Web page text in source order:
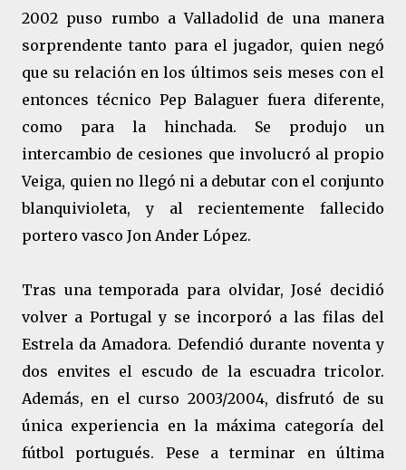
2002 puso rumbo a Valladolid de una manera
sorprendente tanto para el jugador, quien negó
que su relación en los últimos seis meses con el
entonces técnico Pep Balaguer fuera diferente,
como para la hinchada. Se produjo un
intercambio de cesiones que involucró al propio
Veiga, quien no llegó ni a debutar con el conjunto
blanquivioleta, y al recientemente fallecido
portero vasco Jon Ander López.
Tras una temporada para olvidar, José decidió
volver a Portugal y se incorporó a las filas del
Estrela da Amadora. Defendió durante noventa y
dos envites el escudo de la escuadra tricolor.
Además, en el curso 2003/2004, disfrutó de su
única experiencia en la máxima categoría del
fútbol portugués. Pese a terminar en última